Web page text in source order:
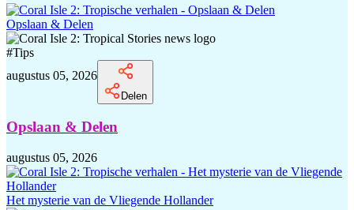
Opslaan & Delen
#Tips
augustus 05, 2026
Delen
Opslaan & Delen
augustus 05, 2026
Het mysterie van de Vliegende Hollander